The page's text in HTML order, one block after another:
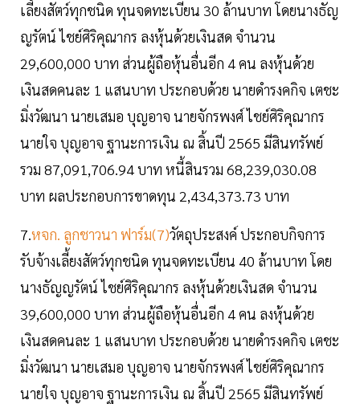
เลี้ยงสัตว์ทุกชนิด ทุนจดทะเบียน 30 ล้านบาท โดยนางธัญ
ญรัตน์ ไชย์ศิริคุณากร ลงหุ้นด้วยเงินสด จำนวน
29,600,000 บาท ส่วนผู้ถือหุ้นอื่นอีก 4 คน ลงหุ้นด้วย
เงินสดคนละ 1 แสนบาท ประกอบด้วย นายดำรงคกิจ เตชะ
มิ่งวัฒนา นายเสมอ บุญอาจ นายจักรพงศ์ ไชย์ศิริคุณากร
นายใจ บุญอาจ ฐานะการเงิน ณ สิ้นปี 2565 มีสินทรัพย์
รวม 87,091,706.94 บาท หนี้สินรวม 68,239,030.08
บาท ผลประกอบการขาดทุน 2,434,373.73 บาท
7.หจก. ลูกชาวนา ฟาร์ม(7)วัตถุประสงค์ ประกอบกิจการ
รับจ้างเลี้ยงสัตว์ทุกชนิด ทุนจดทะเบียน 40 ล้านบาท โดย
นางธัญญรัตน์ ไชย์ศิริคุณากร ลงหุ้นด้วยเงินสด จำนวน
39,600,000 บาท ส่วนผู้ถือหุ้นอื่นอีก 4 คน ลงหุ้นด้วย
เงินสดคนละ 1 แสนบาท ประกอบด้วย นายดำรงคกิจ เตชะ
มิ่งวัฒนา นายเสมอ บุญอาจ นายจักรพงศ์ ไชย์ศิริคุณากร
นายใจ บุญอาจ ฐานะการเงิน ณ สิ้นปี 2565 มีสินทรัพย์